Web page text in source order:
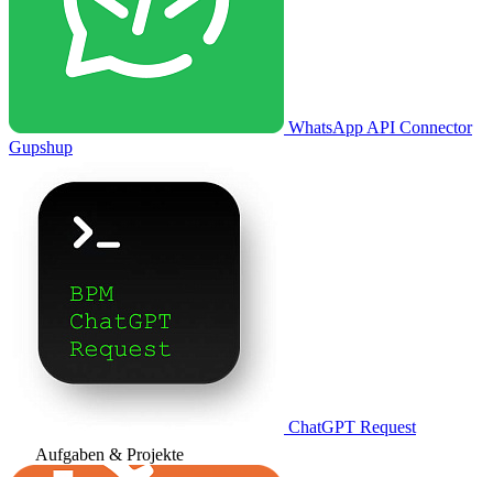
WhatsApp API Connector
Gupshup
ChatGPT Request
Aufgaben & Projekte